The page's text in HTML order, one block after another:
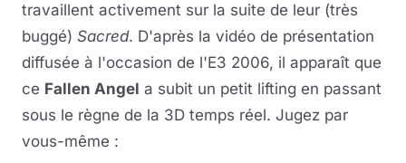
travaillent activement sur la suite de leur (très
buggé) Sacred. D'après la vidéo de présentation
diffusée à l'occasion de l'E3 2006, il apparaît que
ce Fallen Angel a subit un petit lifting en passant
sous le règne de la 3D temps réel. Jugez par
vous-même :